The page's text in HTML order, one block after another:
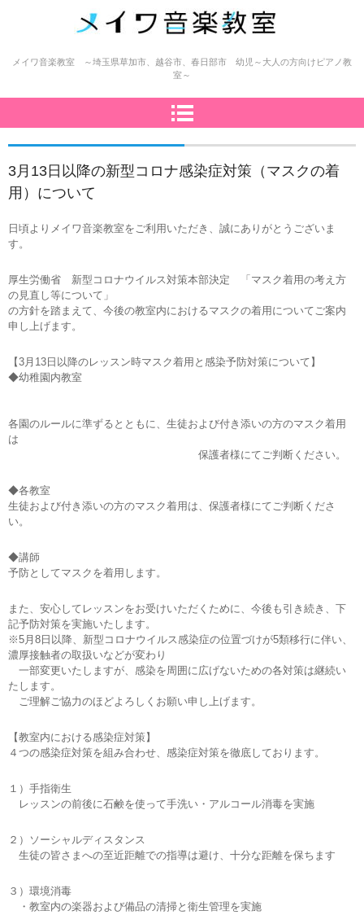
メイワ音楽教室（明和楽器）
メイワ音楽教室 ～埼玉県草加市、越谷市、春日部市 幼児～大人の方向けピアノ教
室～
3月13日以降の新型コロナ感染症対策（マスクの着
用）について
日頃よりメイワ音楽教室をご利用いただき、誠にありがとうございま
す。
厚生労働省 新型コロナウイルス対策本部決定 「マスク着用の考え方
の見直し等について」
の方針を踏まえて、今後の教室内におけるマスクの着用についてご案内
申し上げます。
【3月13日以降のレッスン時マスク着用と感染予防対策について】
◆幼稚園内教室
各園のルールに準ずるとともに、生徒および付き添いの方のマスク着用
は
保護者様にてご判断ください。
◆各教室
生徒および付き添いの方のマスク着用は、保護者様にてご判断くださ
い。
◆講師
予防としてマスクを着用します。
また、安心してレッスンをお受けいただくために、今後も引き続き、下
記予防対策を実施いたします。
※5月8日以降、新型コロナウイルス感染症の位置づけが5類移行に伴い、
濃厚接触者の取扱いなどが変わり
一部変更いたしますが、感染を周囲に広げないための各対策は継続い
たします。
ご理解ご協力のほどよろしくお願い申し上げます。
【教室内における感染症対策】
４つの感染症対策を組み合わせ、感染症対策を徹底しております。
１）手指衛生
レッスンの前後に石鹸を使って手洗い・アルコール消毒を実施
２）ソーシャルディスタンス
生徒の皆さまへの至近距離での指導は避け、十分な距離を保ちます
３）環境消毒
・教室内の楽器および備品の清掃と衛生管理を実施